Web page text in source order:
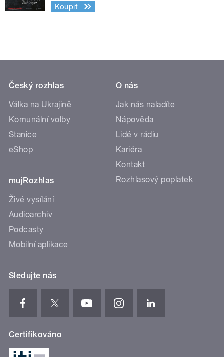
Koupit
Český rozhlas
Válka na Ukrajině
Komunální volby
Stanice
eShop
mujRozhlas
Živé vysílání
Audioarchiv
Podcasty
Mobilní aplikace
O nás
Jak nás naladíte
Nápověda
Lidé v rádiu
Kariéra
Kontakt
Rozhlasový poplatek
Sledujte nás
Certifikováno